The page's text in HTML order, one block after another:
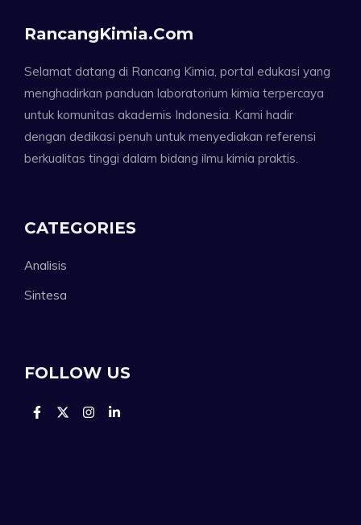
RancangKimia.com
Selamat datang di Rancang Kimia, portal edukasi yang
menghadirkan panduan laboratorium kimia terpercaya
untuk komunitas akademis Indonesia. Kami hadir
dengan dedikasi penuh untuk menyediakan referensi
berkualitas tinggi dalam bidang ilmu kimia praktis.
CATEGORIES
Analisis
Sintesa
FOLLOW US